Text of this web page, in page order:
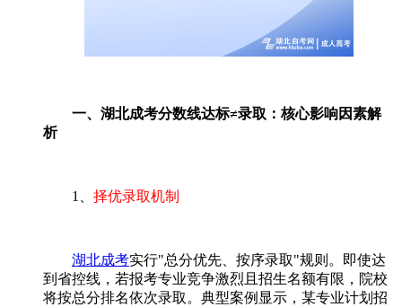
一、湖北成考分数线达标≠录取：核心影响因素解
析
1、 择优录取机制
湖北成考实行"总分优先、按序录取"规则。即使达
到省控线，若报考专业竞争激烈且招生名额有限，院校
将按总分排名依次录取。典型案例显示，某专业计划招